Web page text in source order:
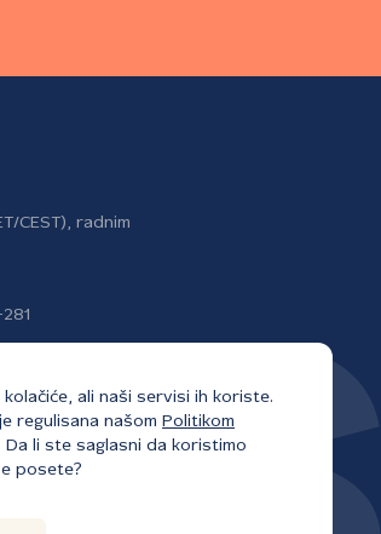
CEST), radnim
ali naši servisi ih koriste.
regulisana našom Politikom
. Da li ste saglasni da koristimo
posete?